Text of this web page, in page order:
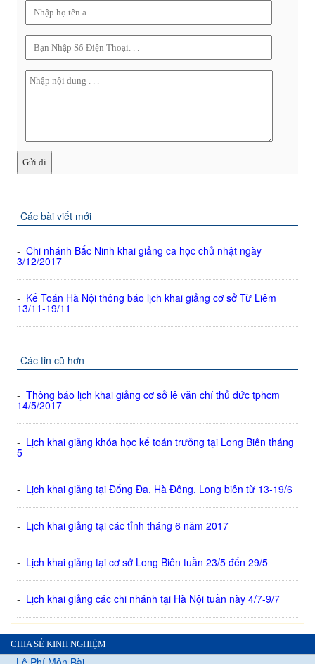
Các bài viết mới
- Chi nhánh Bắc Ninh khai giảng ca học chủ nhật ngày
3/12/2017
- Kế Toán Hà Nội thông báo lịch khai giảng cơ sở Từ Liêm
13/11-19/11
Các tin cũ hơn
- Thông báo lịch khai giảng cơ sở lê văn chí thủ đức tphcm
14/5/2017
- Lịch khai giảng khóa học kế toán trưởng tại Long Biên tháng
5
- Lịch khai giảng tại Đống Đa, Hà Đông, Long biên từ 13-19/6
- Lịch khai giảng tại các tỉnh tháng 6 năm 2017
- Lịch khai giảng tại cơ sở Long Biên tuần 23/5 đến 29/5
- Lịch khai giảng các chi nhánh tại Hà Nội tuần này 4/7-9/7
CHIA SẺ KINH NGHIỆM